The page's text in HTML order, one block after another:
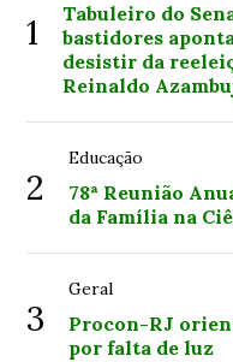
1
Tabuleiro do
bastidores
desistir da
Reinaldo
2
Educação
78ª Reunião
da Família na
3
Geral
Procon-RJ
por falta de luz